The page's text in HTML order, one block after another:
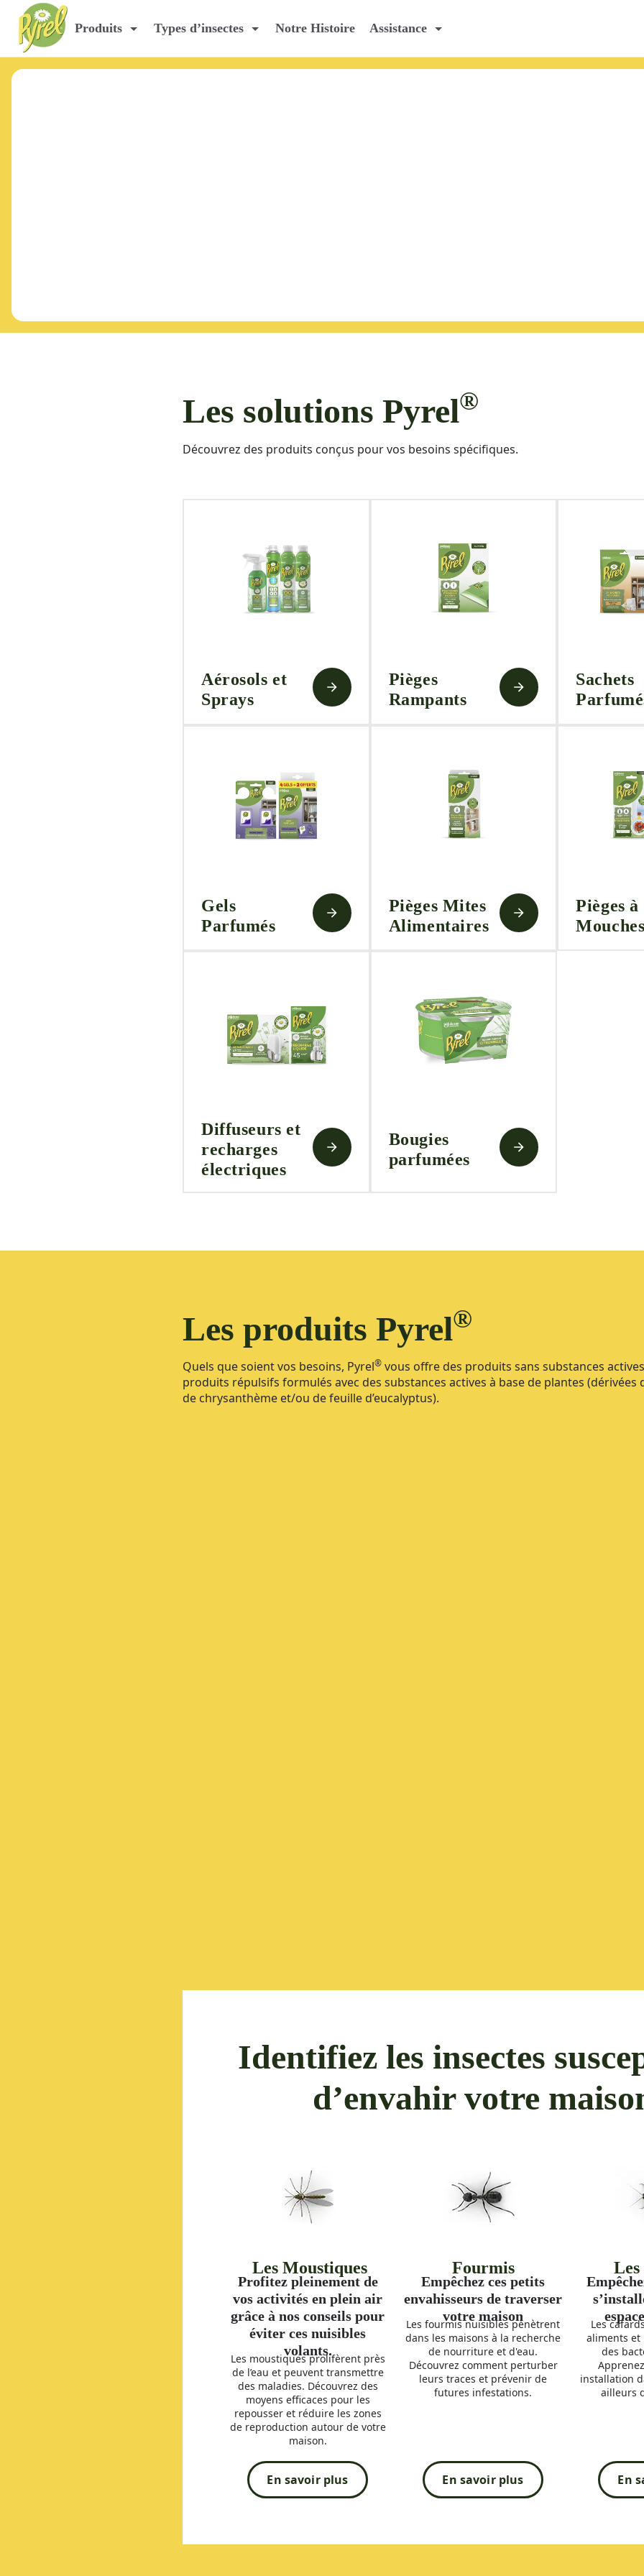
Home
Produits Types d’insectes Notre Histoire Assistance
Les solutions Pyrel®
Découvrez des produits conçus pour vos besoins spécifiques.
Aérosols et
Sprays
Pièges
Rampants
Sachets
Gels
Parfumés
Pièges Mites
Alimentaires
Pièges à
Diffuseurs et
recharges
électriques
Bougies
parfumées
Les produits Pyrel®
Quels que soient vos besoins, Pyrel® vous offre des produits sans substances
produits répulsifs formulés avec des substances actives à base de plantes (dérivées
de chrysanthème et/ou de feuille d’eucalyptus).​
Identifiez les insectes
d’envahir votre
Les Moustiques
Profitez pleinement de
vos activités en plein air
grâce à nos conseils pour
éviter ces nuisibles
volants.​
Les moustiques prolifèrent près
de l’eau et peuvent transmettre
des maladies. Découvrez des
moyens efficaces pour les
repousser et réduire les zones
de reproduction autour de votre
maison.
En savoir plus
Fourmis
Empêchez ces petits
envahisseurs de traverser
votre maison
Les fourmis nuisibles pénètrent
dans les maisons à la recherche
de nourriture et d'eau.
Découvrez comment perturber
leurs traces et prévenir de
futures infestations.
En savoir plus
Les
aliments et
des
installation
ailleurs
En